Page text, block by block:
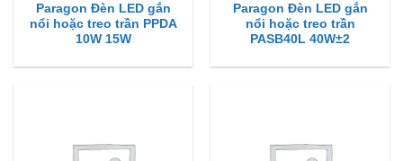
Paragon Đèn LED gắn
nổi hoặc treo trần PPDA
10W 15W
Paragon Đèn LED gắn
nổi hoặc treo trần
PASB40L 40W±2